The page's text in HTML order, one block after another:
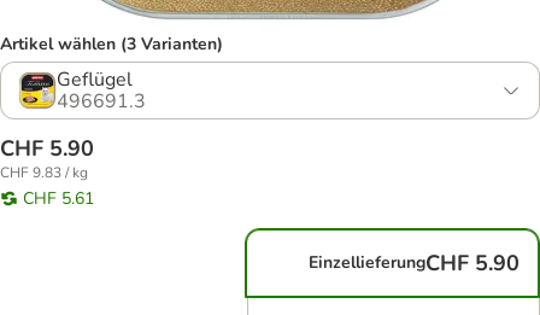
Artikel wählen (3 Varianten)
Geflügel
496691.3
CHF 5.90
CHF 9.83 / kg
CHF 5.61
EinzellieferungCHF 5.90